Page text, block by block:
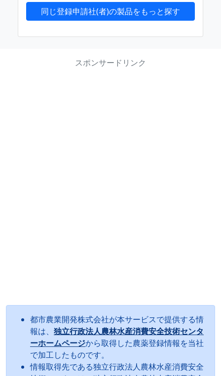
同じ登録申請社(者)の製品をもっと探す
スポンサードリンク
都市農業開発株式会社が本サービスで提供する情
報は、 独立行政法人農林水産消費安全技術センタ
ーホームページから取得した農薬登録情報を当社
で加工したものです。
情報取得先である独立行政法人農林水産消費安全